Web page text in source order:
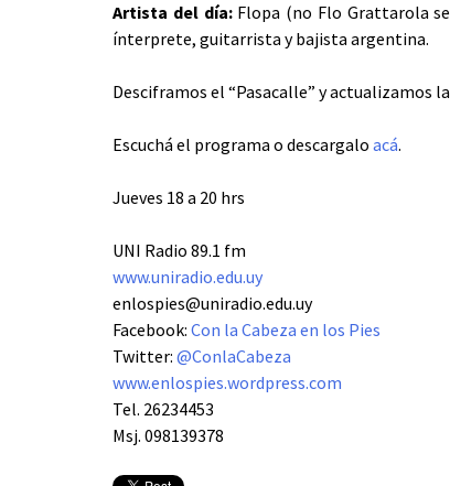
Artista del día:Flopa (no Flo Grattarola
ínterprete, guitarrista y bajista argentina.
Desciframos el “Pasacalle” y actualizamos
Escuchá el programa o descargalo acá.
Jueves 18 a 20 hrs
UNI Radio 89.1 fm
www.uniradio.edu.uy
enlospies@uniradio.edu.uy
Facebook: Con la Cabeza en los Pies
Twitter: @ConlaCabeza
www.enlospies.wordpress.com
Tel. 26234453
Msj. 098139378